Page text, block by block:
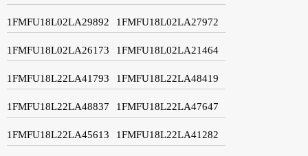
1FMFU18L02LA29892 1FMFU18L02LA27972
1FMFU18L02LA26173 1FMFU18L02LA21464
1FMFU18L22LA41793 1FMFU18L22LA48419
1FMFU18L22LA48837 1FMFU18L22LA47647
1FMFU18L22LA45613 1FMFU18L22LA41282